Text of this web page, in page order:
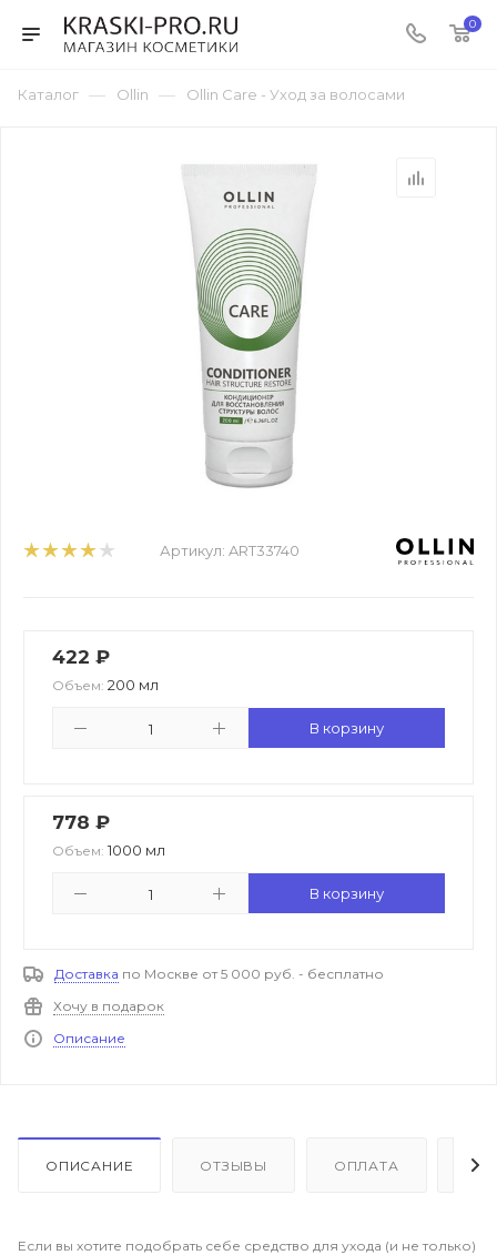
0
Каталог — Ollin — Ollin Care - Уход за волосами
Артикул: ART33740
422 ₽
Объем: 200 мл
В корзину
778 ₽
Объем: 1000 мл
В корзину
Доставка по Москве от 5 000 руб. - бесплатно
Хочу в подарок
Описание
ОПИСАНИЕ ОТЗЫВЫ ОПЛАТА
Если вы хотите подобрать себе средство для ухода (и не только)